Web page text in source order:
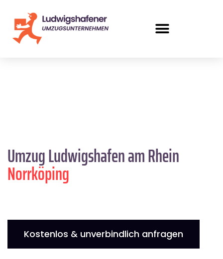
Umzug Ludwigshafen am Rhein
Norrköping
Kostenlos & unverbindlich anfragen